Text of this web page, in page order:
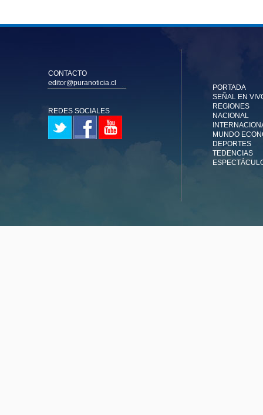
CONTACTO
editor@puranoticia.cl
REDES SOCIALES
PORTADA
SEÑAL EN
REGIONES
NACIONAL
MUNDO
DEPORTES
TEDENCIAS